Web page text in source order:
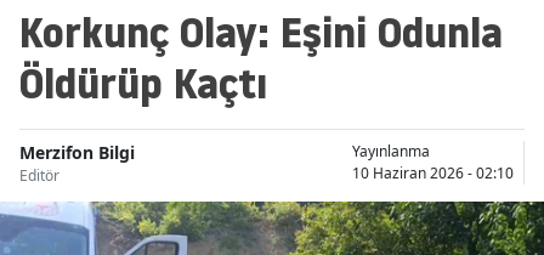
Korkunç Olay: Eşini Odunla
Öldürüp Kaçtı
Merzifon Bilgi
Editör
Yayınlanma
10 Haziran 2026 - 02:10